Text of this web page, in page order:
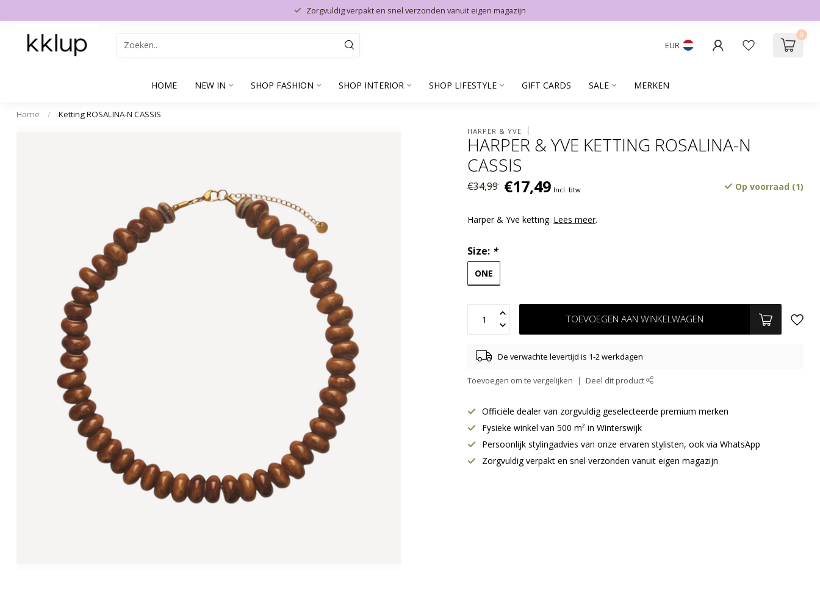
Zorgvuldig verpakt en snel verzonden vanuit eigen magazijn
EUR
0
HOME NEW IN SHOP FASHION SHOP INTERIOR SHOP LIFESTYLE GIFT CARDS SALE MERKEN
Home / Ketting ROSALINA-N CASSIS
HARPER & YVE
HARPER & YVE KETTING ROSALINA-N
CASSIS
€34,99 €17,49 Incl. btw Op voorraad (1)
Harper & Yve ketting. Lees meer.
Size: *
ONE
TOEVOEGEN AAN WINKELWAGEN
De verwachte levertijd is 1-2 werkdagen
Toevoegen om te vergelijken Deel dit product
Officiële dealer van zorgvuldig geselecteerde premium merken
Fysieke winkel van 500 m² in Winterswijk
Persoonlijk stylingadvies van onze ervaren stylisten, ook via WhatsApp
Zorgvuldig verpakt en snel verzonden vanuit eigen magazijn